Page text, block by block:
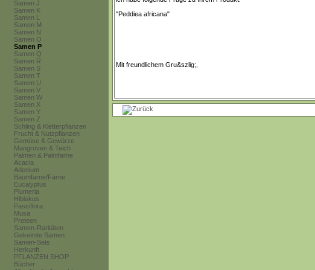
Samen J
Samen K
Samen L
Samen M
Samen N
Samen O
Samen P
Samen Q
Samen R
Samen S
Samen T
Samen U
Samen V
Samen W
Samen X
Samen Y
Samen Z
Schling & Kletterpflanzen
Frucht & Nutzpflanzen
Gemüse & Gewürze
Mangroven & Teich
Palmen & Palmfarne
Acacia
Adenium
Baumfarne/Farne
Eucalyptus
Plumeria
Hibiskus
Passiflora
Musa
Proteen
Samen-Raritäten
Gekeimte Samen
Samen-Sets
Herkunft
PFLANZEN SHOP
Bücher